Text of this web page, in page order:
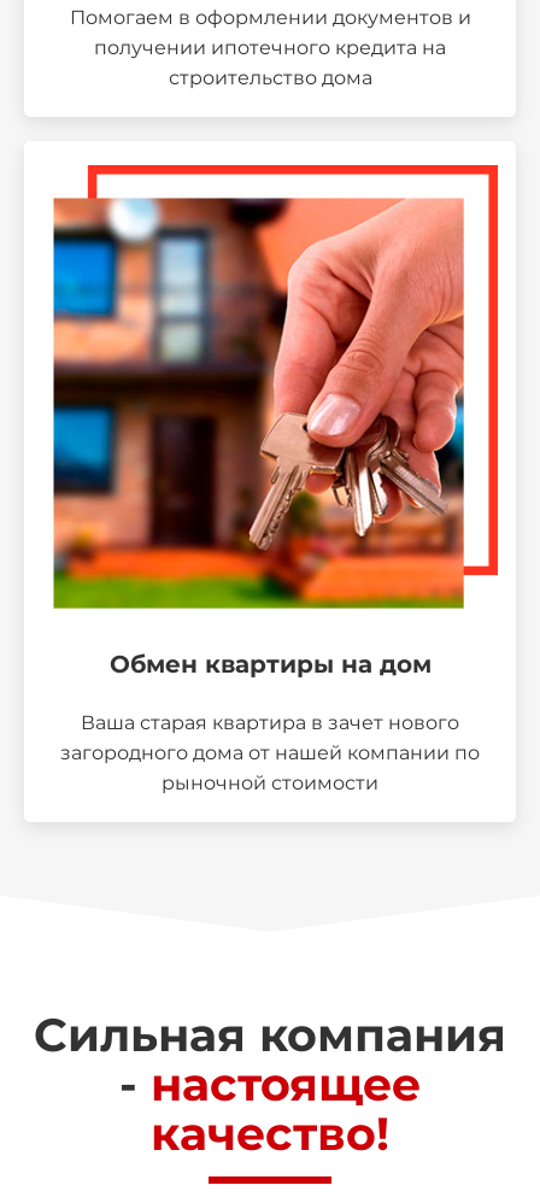
Помогаем в оформлении документов и
получении ипотечного кредита на
строительство дома
Обмен квартиры на дом
Ваша старая квартира в зачет нового
загородного дома от нашей компании по
рыночной стоимости
Сильная компания
- настоящее
качество!